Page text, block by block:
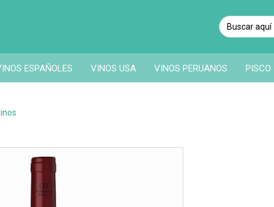
ESPAÑOLES VINOS USA VINOS PERUANOS PISCO